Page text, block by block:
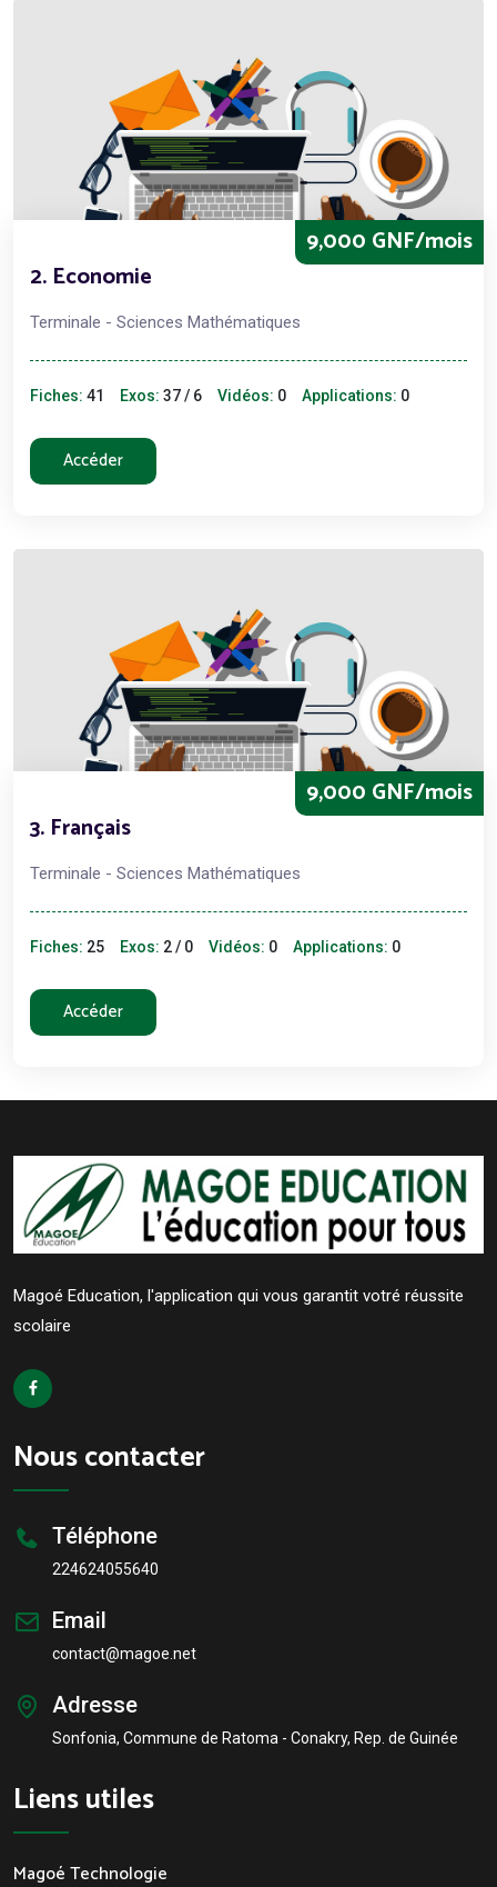
9,000 GNF/mois
2. Economie
Terminale - Sciences Mathématiques
Fiches: 41 Exos: 37 / 6 Vidéos: 0 Applications: 0
Accéder
9,000 GNF/mois
3. Français
Terminale - Sciences Mathématiques
Fiches: 25 Exos: 2 / 0 Vidéos: 0 Applications: 0
Accéder
Magoé Education, l'application qui vous garantit votré réussite
scolaire
Nous contacter
Téléphone
224624055640
Email
contact@magoe.net
Adresse
Sonfonia, Commune de Ratoma - Conakry, Rep. de Guinée
Liens utiles
Magoé Technologie